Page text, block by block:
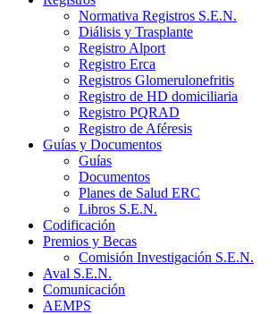
Normativa Registros S.E.N.
Diálisis y Trasplante
Registro Alport
Registro Erca
Registros Glomerulonefritis
Registro de HD domiciliaria
Registro PQRAD
Registro de Aféresis
Guías y Documentos
Guías
Documentos
Planes de Salud ERC
Libros S.E.N.
Codificación
Premios y Becas
Comisión Investigación S.E.N.
Aval S.E.N.
Comunicación
AEMPS